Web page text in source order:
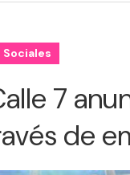
Sociales
7
de